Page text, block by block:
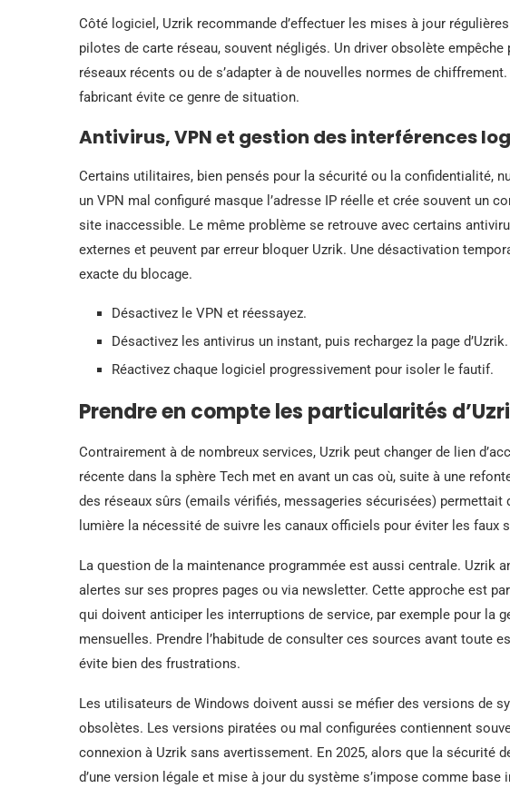
Côté logiciel, Uzrik recommande d’effectuer les mises à jour
pilotes de carte réseau, souvent négligés. Un driver obsolète empêche
réseaux récents ou de s’adapter à de nouvelles normes de
fabricant évite ce genre de situation.
Antivirus, VPN et gestion des interférences
Certains utilitaires, bien pensés pour la sécurité ou la confidentialité,
un VPN mal configuré masque l’adresse IP réelle et crée souvent un
site inaccessible. Le même problème se retrouve avec certains
externes et peuvent par erreur bloquer Uzrik. Une désactivation
exacte du blocage.
Désactivez le VPN et réessayez.
Désactivez les antivirus un instant, puis rechargez la page d’Uzrik.
Réactivez chaque logiciel progressivement pour isoler le fautif.
Prendre en compte les particularités
Contrairement à de nombreux services, Uzrik peut changer de lien
récente dans la sphère Tech met en avant un cas où, suite à une
des réseaux sûrs (emails vérifiés, messageries sécurisées)
lumière la nécessité de suivre les canaux officiels pour éviter les faux
La question de la maintenance programmée est aussi centrale. Uzrik
alertes sur ses propres pages ou via newsletter. Cette approche est
qui doivent anticiper les interruptions de service, par exemple pour la
mensuelles. Prendre l’habitude de consulter ces sources avant toute
évite bien des frustrations.
Les utilisateurs de Windows doivent aussi se méfier des versions de
obsolètes. Les versions piratées ou mal configurées contiennent
connexion à Uzrik sans avertissement. En 2025, alors que la sécurité
d’une version légale et mise à jour du système s’impose comme base